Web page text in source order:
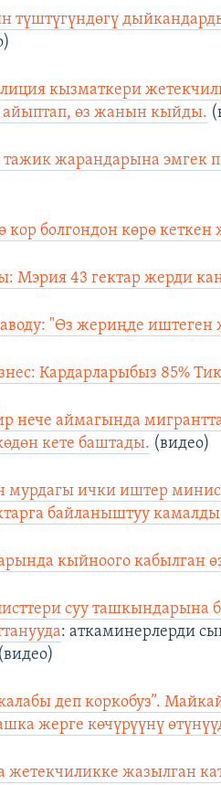
түштүгүндөгү
кызматкери
айыптап, өз жанын кыйды.
жарандарына эмгек
кор болгондон көрө
Мэрия 43 гектар жерди
"Өз жериңде
Кардарларыбыз 85%
нече аймагында
кете баштады. (видео)
мурдагы ички иштер
байланыштуу
кыйноого кабылган
суу ташкындарына
: аткаминерлерди
деп коркобуз”.
жерге көчүрүүнү
жетекчиликке жазылган